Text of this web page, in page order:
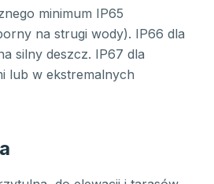
minimum IP65
na strugi wody). IP66 dla
silny deszcz. IP67 dla
lub w ekstremalnych